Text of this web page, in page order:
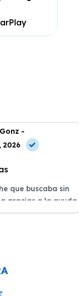
-
2026
que buscaba sin
gracias a la ayuda
al cliente fue